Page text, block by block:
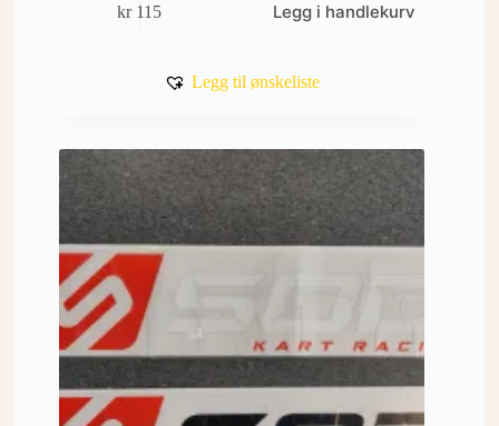
kr115 Legg i handlekurv
Legg til ønskeliste